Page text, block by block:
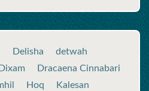
Delisha
detwah
Dixam
Dracaena Cinnabari
Hoq
Kalesan